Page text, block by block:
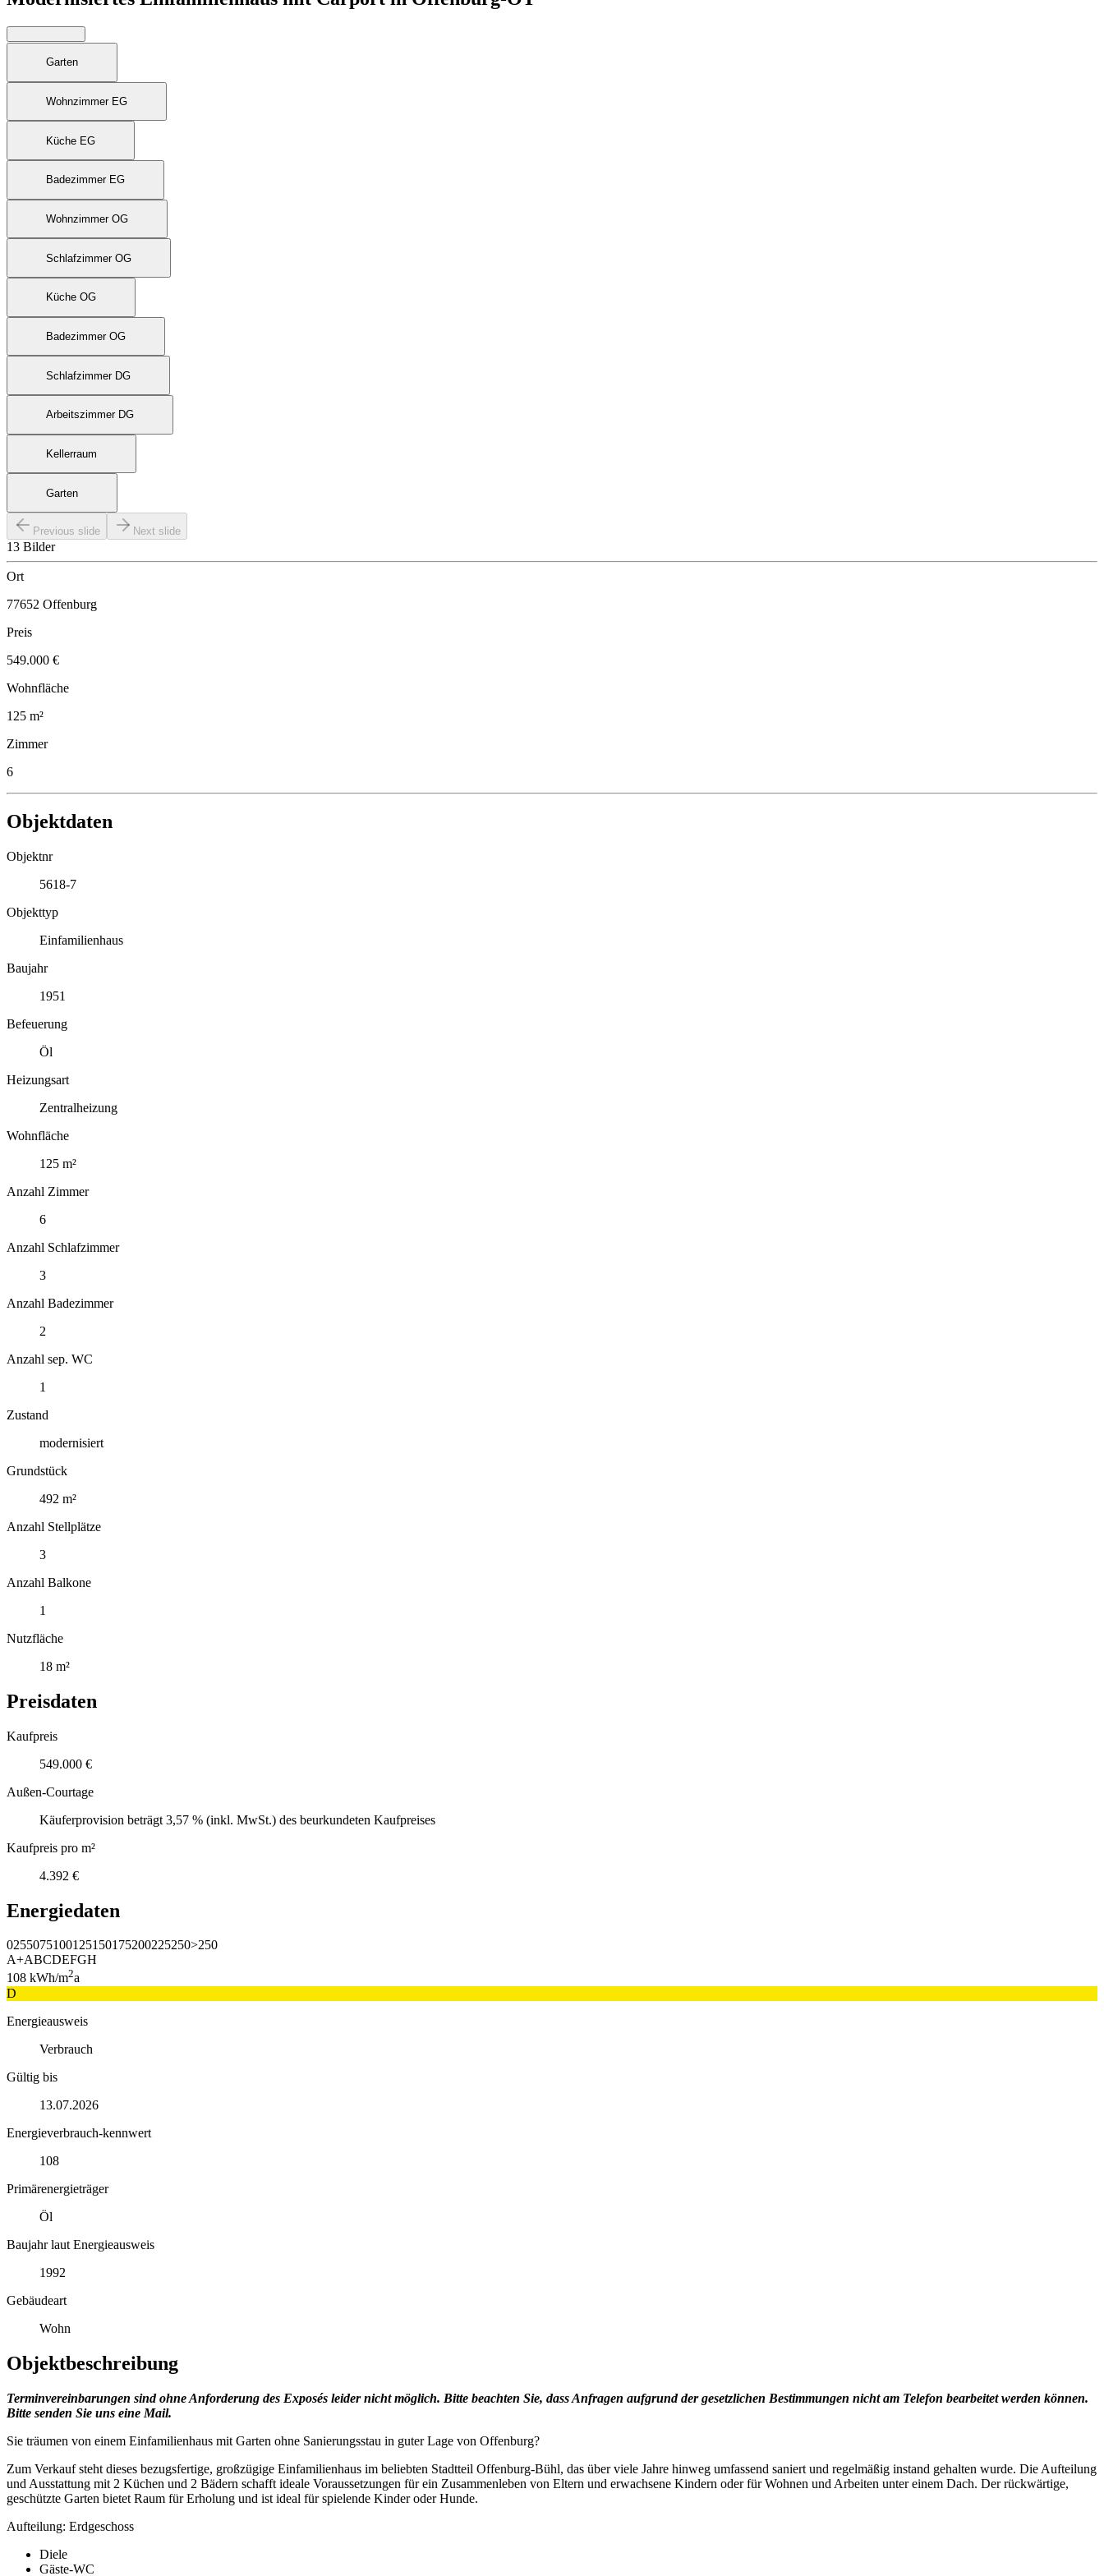
Garten
Wohnzimmer EG
Küche EG
Badezimmer EG
Wohnzimmer OG
Schlafzimmer OG
Küche OG
Badezimmer OG
Schlafzimmer DG
Arbeitszimmer DG
Kellerraum
Garten
Previous slide Next slide
13 Bilder
Ort
77652 Offenburg
Preis
549.000 €
Wohnfläche
125 m²
Zimmer
6
Objektdaten
Objektnr
5618-7
Objekttyp
Einfamilienhaus
Baujahr
1951
Befeuerung
Öl
Heizungsart
Zentralheizung
Wohnfläche
125 m²
Anzahl Zimmer
6
Anzahl Schlafzimmer
3
Anzahl Badezimmer
2
Anzahl sep. WC
1
Zustand
modernisiert
Grundstück
492 m²
Anzahl Stellplätze
3
Anzahl Balkone
1
Nutzfläche
18 m²
Preisdaten
Kaufpreis
549.000 €
Außen-Courtage
Käuferprovision beträgt 3,57 % (inkl. MwSt.) des beurkundeten Kaufpreises
Kaufpreis pro m²
4.392 €
Energiedaten
0255075100125150175200225250>250
A+ABCDEFGH
108 kWh/m2a
D
Energieausweis
Verbrauch
Gültig bis
13.07.2026
Energieverbrauch-kennwert
108
Primärenergieträger
Öl
Baujahr laut Energieausweis
1992
Gebäudeart
Wohn
Objektbeschreibung
Terminvereinbarungen sind ohne Anforderung des Exposés leider nicht möglich. Bitte beachten Sie, dass Anfragen aufgrund der gesetzlichen Bestimmungen nicht am Telefon bearbeitet werden können.
Bitte senden Sie uns eine Mail.
Sie träumen von einem Einfamilienhaus mit Garten ohne Sanierungsstau in guter Lage von Offenburg?
Zum Verkauf steht dieses bezugsfertige, großzügige Einfamilienhaus im beliebten Stadtteil Offenburg-Bühl, das über viele Jahre hinweg umfassend saniert und regelmäßig instand gehalten wurde. Die Aufteilung
und Ausstattung mit 2 Küchen und 2 Bädern schafft ideale Voraussetzungen für ein Zusammenleben von Eltern und erwachsene Kindern oder für Wohnen und Arbeiten unter einem Dach. Der rückwärtige,
geschützte Garten bietet Raum für Erholung und ist ideal für spielende Kinder oder Hunde.
Aufteilung: Erdgeschoss
Diele
Gäste-WC